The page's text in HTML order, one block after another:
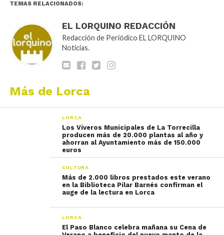
TEMAS RELACIONADOS:
EL LORQUINO REDACCIÓN
Redacción de Periódico EL LORQUINO
Noticias.
Más de Lorca
LORCA
Los Viveros Municipales de La Torrecilla
producen más de 20.000 plantas al año y
ahorran al Ayuntamiento más de 150.000
euros
CULTURA
Más de 2.000 libros prestados este verano
en la Biblioteca Pilar Barnés confirman el
auge de la lectura en Lorca
LORCA
El Paso Blanco celebra mañana su Cena de